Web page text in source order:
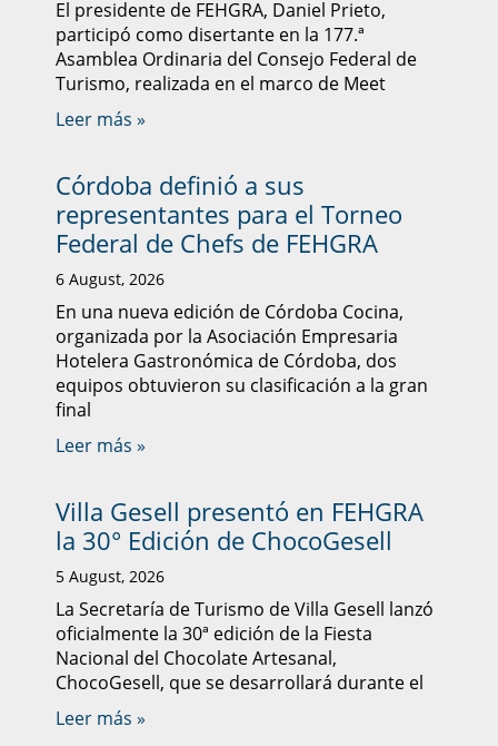
El presidente de FEHGRA, Daniel Prieto,
participó como disertante en la 177.ª
Asamblea Ordinaria del Consejo Federal de
Turismo, realizada en el marco de Meet
Leer más »
Córdoba definió a sus
representantes para el Torneo
Federal de Chefs de FEHGRA
6 August, 2026
En una nueva edición de Córdoba Cocina,
organizada por la Asociación Empresaria
Hotelera Gastronómica de Córdoba, dos
equipos obtuvieron su clasificación a la gran
final
Leer más »
Villa Gesell presentó en FEHGRA
la 30° Edición de ChocoGesell
5 August, 2026
La Secretaría de Turismo de Villa Gesell lanzó
oficialmente la 30ª edición de la Fiesta
Nacional del Chocolate Artesanal,
ChocoGesell, que se desarrollará durante el
Leer más »